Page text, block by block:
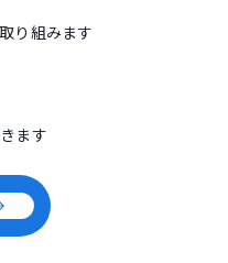
り組みます
ます